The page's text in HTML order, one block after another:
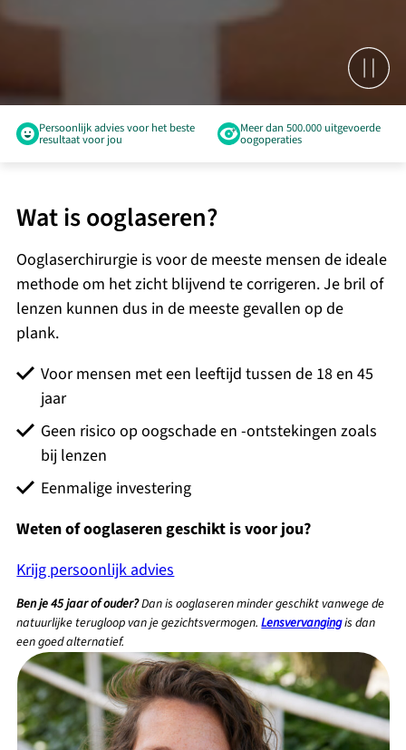
Persoonlijk advies voor het beste
resultaat voor jou
Meer dan 500.000 uitgevoerde
oogoperaties
Wat is ooglaseren?
Ooglaserchirurgie is voor de meeste mensen de ideale
methode om het zicht blijvend te corrigeren. Je bril of
lenzen kunnen dus in de meeste gevallen op de
plank.
Voor mensen met een leeftijd tussen de 18 en 45
jaar
Geen risico op oogschade en -ontstekingen zoals
bij lenzen
Eenmalige investering
Weten of ooglaseren geschikt is voor jou?
Krijg persoonlijk advies
Ben je 45 jaar of ouder?Dan is ooglaseren minder geschikt vanwege de
natuurlijke terugloop van je gezichtsvermogen. Lensvervangingis dan
een goed alternatief.